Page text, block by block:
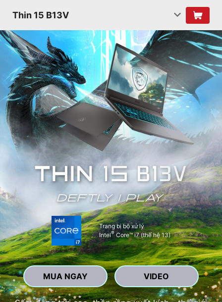
Thin 15 B13V
Trang bị bộ xử lý
Intel®Core™ i7 (thế hệ 13)
MUA NGAY VIDEO